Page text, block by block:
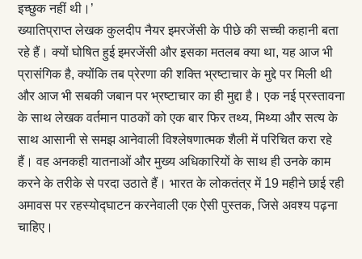
इच्छुक नहीं थी।’
ख्यातिप्राप्त लेखक कुलदीप नैयर इमरजेंसी के पीछे की सच्ची कहानी बता
रहे हैं। क्यों घोषित हुई इमरजेंसी और इसका मतलब क्या था, यह आज भी
प्रासंगिक है, क्योंकि तब प्रेरणा की शक्ति भ्रष्टाचार के मुद्दे पर मिली थी
और आज भी सबकी जबान पर भ्रष्टाचार का ही मुद्दा है। एक नई प्रस्तावना
के साथ लेखक वर्तमान पाठकों को एक बार फिर तथ्य, मिथ्या और सत्य के
साथ आसानी से समझ आनेवाली विश्लेषणात्मक शैली में परिचित करा रहे
हैं। वह अनकही यातनाओं और मुख्य अधिकारियों के साथ ही उनके काम
करने के तरीके से परदा उठाते हैं। भारत के लोकतंत्र में 19 महीने छाई रही
अमावस पर रहस्योद्घाटन करनेवाली एक ऐसी पुस्तक, जिसे अवश्य पढ़ना
चाहिए।